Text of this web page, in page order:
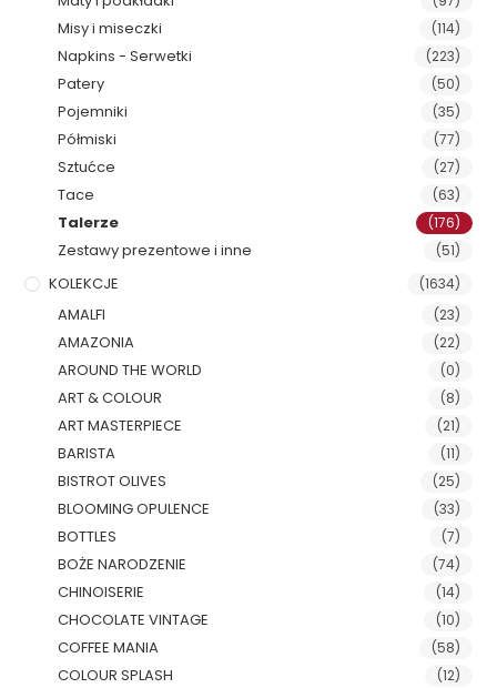
Misy i miseczki (114)
Napkins - Serwetki (223)
Patery (50)
Pojemniki (35)
Półmiski (77)
Sztućce (27)
Tace (63)
Talerze (176)
Zestawy prezentowe i inne (51)
KOLEKCJE (1634)
AMALFI (23)
AMAZONIA (22)
AROUND THE WORLD (0)
ART & COLOUR (8)
ART MASTERPIECE (21)
BARISTA (11)
BISTROT OLIVES (25)
BLOOMING OPULENCE (33)
BOTTLES (7)
BOŻE NARODZENIE (74)
CHINOISERIE (14)
CHOCOLATE VINTAGE (10)
COFFEE MANIA (58)
COLOUR SPLASH (12)